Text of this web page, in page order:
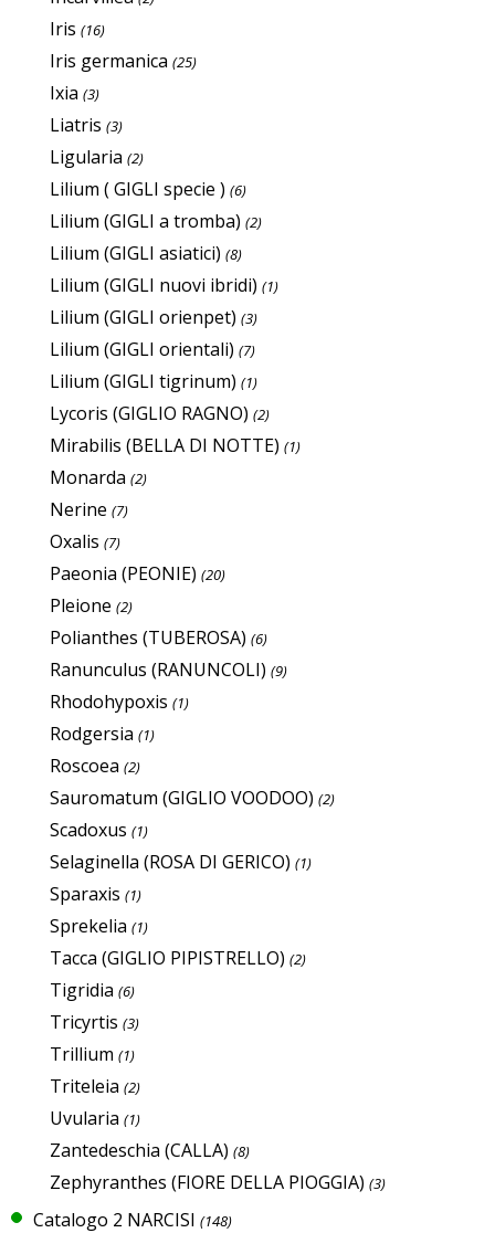
Iris (16)
Iris germanica (25)
Ixia (3)
Liatris (3)
Ligularia (2)
Lilium ( GIGLI specie ) (6)
Lilium (GIGLI a tromba) (2)
Lilium (GIGLI asiatici) (8)
Lilium (GIGLI nuovi ibridi) (1)
Lilium (GIGLI orienpet) (3)
Lilium (GIGLI orientali) (7)
Lilium (GIGLI tigrinum) (1)
Lycoris (GIGLIO RAGNO) (2)
Mirabilis (BELLA DI NOTTE) (1)
Monarda (2)
Nerine (7)
Oxalis (7)
Paeonia (PEONIE) (20)
Pleione (2)
Polianthes (TUBEROSA) (6)
Ranunculus (RANUNCOLI) (9)
Rhodohypoxis (1)
Rodgersia (1)
Roscoea (2)
Sauromatum (GIGLIO VOODOO) (2)
Scadoxus (1)
Selaginella (ROSA DI GERICO) (1)
Sparaxis (1)
Sprekelia (1)
Tacca (GIGLIO PIPISTRELLO) (2)
Tigridia (6)
Tricyrtis (3)
Trillium (1)
Triteleia (2)
Uvularia (1)
Zantedeschia (CALLA) (8)
Zephyranthes (FIORE DELLA PIOGGIA) (3)
Catalogo 2 NARCISI (148)